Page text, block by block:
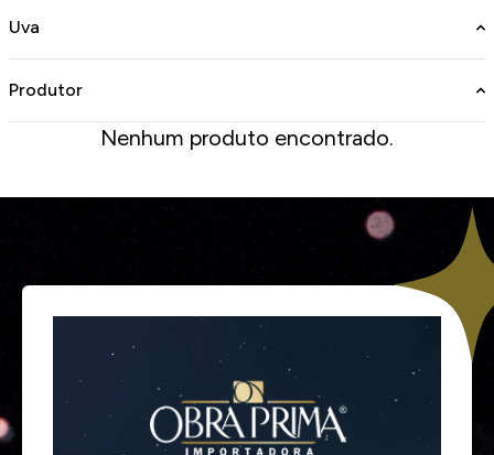
Uva
Produtor
Nenhum produto encontrado.